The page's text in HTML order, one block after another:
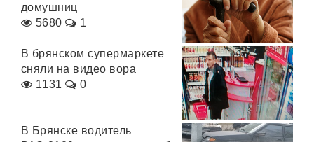
домушниц
5680
1
В брянском супермаркете
сняли на видео вора
1131
0
В Брянске водитель